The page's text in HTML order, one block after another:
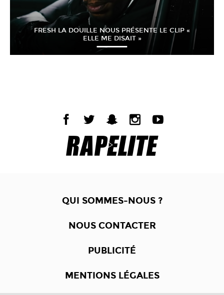
FRESH LA DOUILLE NOUS PRÉSENTE LE CLIP «
ELLE ME DISAIT »
QUI SOMMES-NOUS ?
NOUS CONTACTER
PUBLICITÉ
MENTIONS LÉGALES